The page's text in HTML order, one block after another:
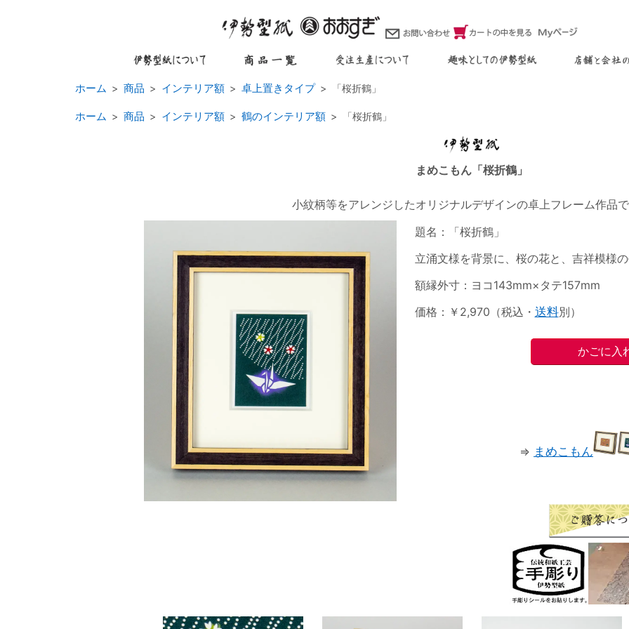
ホーム 商品 インテリア額 卓上置きタイプ 「桜折鶴」
ホーム 商品 インテリア額 鶴のインテリア額 「桜折鶴」
まめこもん「桜折鶴」
小紋柄等をアレンジしたオリジナルデザインの卓上フレーム作品
題名：「桜折鶴」
立涌文様を背景に、桜の花と、吉祥模様
額縁外寸：ヨコ143mm×タテ157mm
価格：￥2,970（税込・ 送料別）
⇒ まめこもん